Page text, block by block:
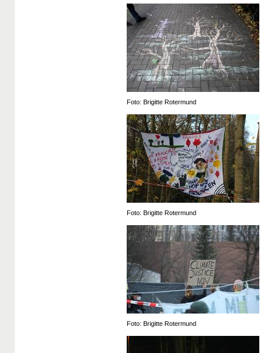
Foto: Brigitte Rotermund
Foto: Brigitte Rotermund
Foto: Brigitte Rotermund